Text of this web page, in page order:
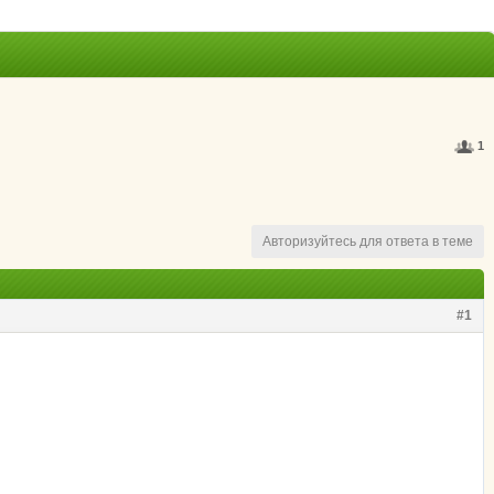
1
Авторизуйтесь для ответа в теме
#1